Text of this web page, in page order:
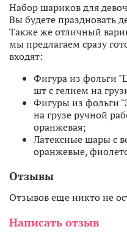
Набор шариков для
Вы будете праздновать
Также же отличный
мы предлагаем сразу
входят:
Фигура из фольги
шт с гелием на
Фигуры из фольги
на грузе ручной
оранжевая;
Латексные шары с
оранжевые,
Отзывы
Отзывов еще никто не
Написать отзыв